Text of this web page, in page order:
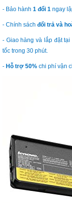
- Bảo hành 1 đổi 1 ngay
- Chính sách đổi trả và
- Giao hàng và lắp đặt tại
tốc trong 30 phút.
- Hỗ trợ 50% chi phí vận